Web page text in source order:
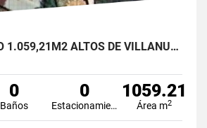
VENDO TERRENO 1.059,21M2 ALTOS DE VILLANUEVA
0
Baños
0
Estacionamiento
1059.21
Área m2